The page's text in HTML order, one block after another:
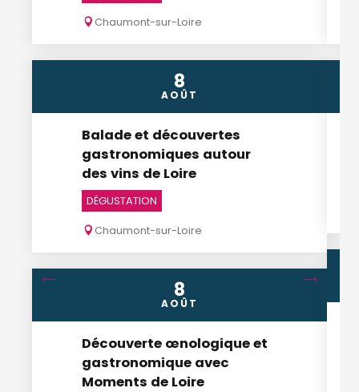
Chaumont-sur-Loire
8
AOÛT
Balade et découvertes
gastronomiques autour
des vins de Loire
DÉGUSTATION
Chaumont-sur-Loire
8
AOÛT
Découverte œnologique et
gastronomique avec
Moments de Loire